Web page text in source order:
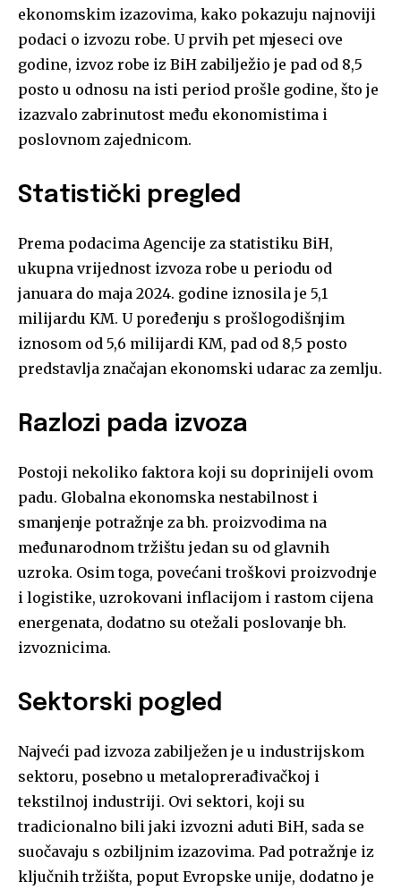
ekonomskim izazovima, kako pokazuju najnoviji
podaci o izvozu robe. U prvih pet mjeseci ove
godine, izvoz robe iz BiH zabilježio je pad od 8,5
posto u odnosu na isti period prošle godine, što je
izazvalo zabrinutost među ekonomistima i
poslovnom zajednicom.
Statistički pregled
Prema podacima Agencije za statistiku BiH,
ukupna vrijednost izvoza robe u periodu od
januara do maja 2024. godine iznosila je 5,1
milijardu KM. U poređenju s prošlogodišnjim
iznosom od 5,6 milijardi KM, pad od 8,5 posto
predstavlja značajan ekonomski udarac za zemlju.
Razlozi pada izvoza
Postoji nekoliko faktora koji su doprinijeli ovom
padu. Globalna ekonomska nestabilnost i
smanjenje potražnje za bh. proizvodima na
međunarodnom tržištu jedan su od glavnih
uzroka. Osim toga, povećani troškovi proizvodnje
i logistike, uzrokovani inflacijom i rastom cijena
energenata, dodatno su otežali poslovanje bh.
izvoznicima.
Sektorski pogled
Najveći pad izvoza zabilježen je u industrijskom
sektoru, posebno u metaloprerađivačkoj i
tekstilnoj industriji. Ovi sektori, koji su
tradicionalno bili jaki izvozni aduti BiH, sada se
suočavaju s ozbiljnim izazovima. Pad potražnje iz
ključnih tržišta, poput Evropske unije, dodatno je